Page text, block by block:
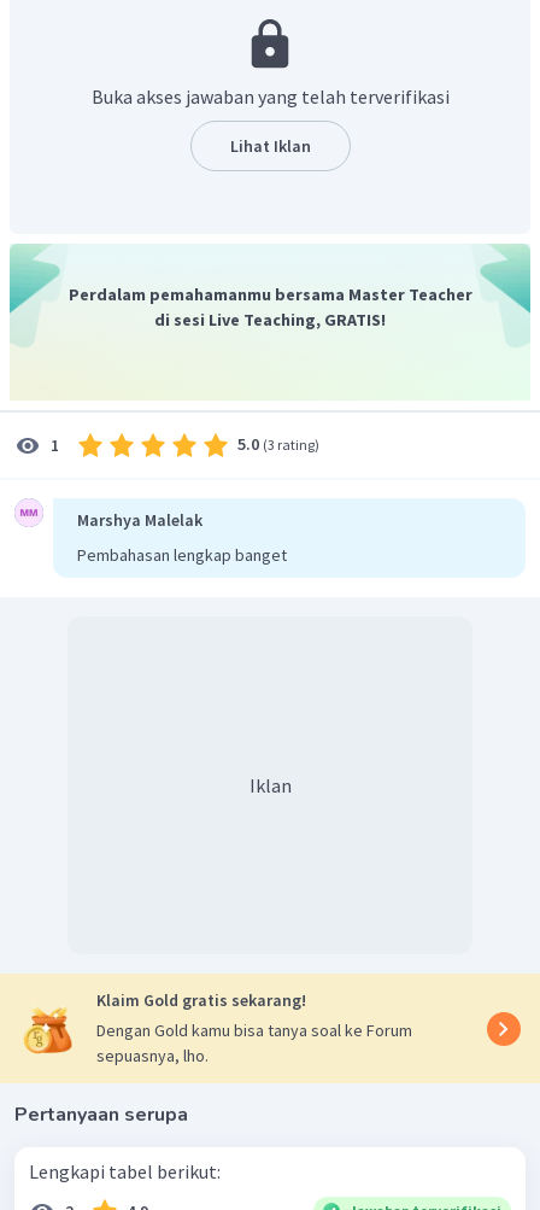
Oleh karena itu, massa kalsium karbonat (
Buka akses jawaban yang telah terverifikasi
Lihat Iklan
Perdalam pemahamanmu bersama Master Teacher
di sesi Live Teaching, GRATIS!
1 5.0 (3 rating)
Marshya Malelak
Pembahasan lengkap banget
Iklan
Klaim Gold gratis sekarang!
Dengan Gold kamu bisa tanya soal ke Forum
sepuasnya, lho.
Pertanyaan serupa
Lengkapi tabel berikut: